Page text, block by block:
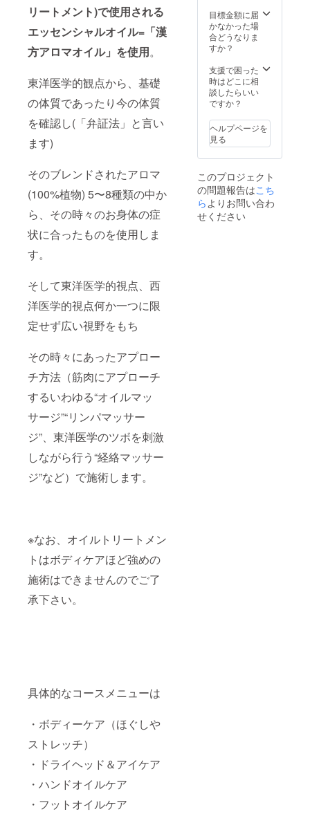
リートメント)で使用される
エッセンシャルオイル=「漢
方アロマオイル」を使用。
東洋医学的観点から、基礎
の体質であったり今の体質
を確認し(「弁証法」と言い
ます)
そのブレンドされたアロマ
(100%植物) 5〜8種類の中か
ら、その時々のお身体の症
状に合ったものを使用しま
す。
そして東洋医学的視点、西
洋医学的視点何か一つに限
定せず広い視野をもち
その時々にあったアプロー
チ方法（筋肉にアプローチ
するいわゆる“オイルマッ
サージ”“リンパマッサー
ジ”、東洋医学のツボを刺激
しながら行う“経絡マッサー
ジ”など）で施術します。
※なお、オイルトリートメン
トはボディケアほど強めの
施術はできませんのでご了
承下さい。
具体的なコースメニューは
・ボディーケア（ほぐしや
ストレッチ）
・ドライヘッド＆アイケア
・ハンドオイルケア
・フットオイルケア
す。
ござい
ませ
ん。効
果には
がござ
います
ことを
予めご
ださ
い。
金券チ
ケット
はどの
コース
使い頂
けます♪
※金券チ
ケット
にまと
めてお
使い頂
けます
釣りは
出ませ
ん。ま
た、差
額があ
や足
湯、カ
ウンセ
リング
別途時
間がか
かりま
す。お
え〜会
計まで
全て合
わせて
180分(3
時間)程
度かか
りま
す。 ※
ケット
×3枚
(5,400
円) ・
円チ
ケット
×30枚
・5,000
ケット
×20枚
・1,000
円チ
×10枚
〈強炭
酸入浴
剤〉 通
常の入
目標金額に届
かなかった場
合どうなりま
すか？
支援で困った
時はどこに相
談したらいい
ですか？
ヘルプページを
見る
このプロジェクト
の問題報告はこち
ら よりお問い合わ
せください